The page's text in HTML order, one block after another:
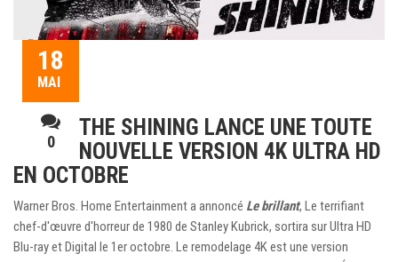
18
MAI
0
THE SHINING LANCE UNE TOUTE
NOUVELLE VERSION 4K ULTRA HD
EN OCTOBRE
Warner Bros. Home Entertainment a annoncé Le brillant, Le terrifiant
chef-d'œuvre d'horreur de 1980 de Stanley Kubrick, sortira sur Ultra HD
Blu-ray et Digital le 1er octobre. Le remodelage 4K est une version